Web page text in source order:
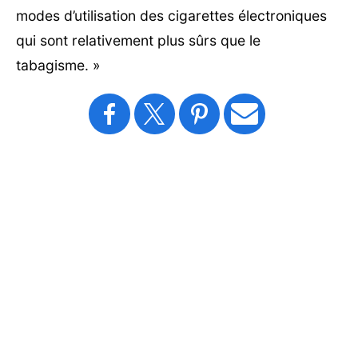
modes d’utilisation des cigarettes électroniques
qui sont relativement plus sûrs que le
tabagisme. »